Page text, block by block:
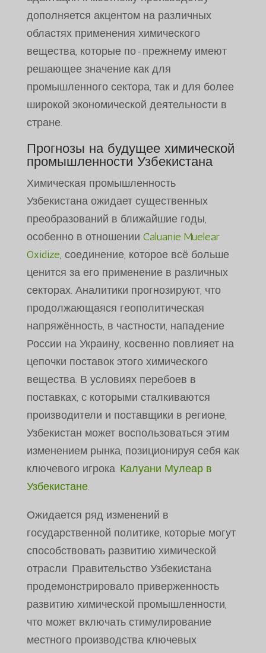
дополняется акцентом на различных
областях применения химического
вещества, которые по-прежнему имеют
решающее значение как для
промышленного сектора, так и для более
широкой экономической деятельности в
стране.
Прогнозы на будущее химической
промышленности Узбекистана
Химическая промышленность
Узбекистана ожидает существенных
преобразований в ближайшие годы,
особенно в отношении Caluanie Muelear
Oxidize, соединение, которое всё больше
ценится за его применение в различных
секторах. Аналитики прогнозируют, что
продолжающаяся геополитическая
напряжённость, в частности, нападение
России на Украину, косвенно повлияет на
цепочки поставок этого химического
вещества. В условиях перебоев в
поставках, с которыми сталкиваются
производители и поставщики в регионе,
Узбекистан может воспользоваться этим
изменением рынка, позиционируя себя как
ключевого игрока. Калуани Мулеар в
Узбекистане.
Ожидается ряд изменений в
государственной политике, которые могут
способствовать развитию химической
отрасли. Правительство Узбекистана
продемонстрировало приверженность
развитию химической промышленности,
что может включать стимулирование
местного производства ключевых